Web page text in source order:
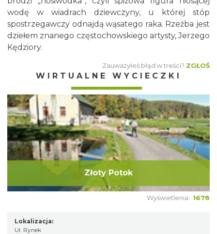
wodę w wiadrach dziewczyny, u której stóp
spostrzegawczy odnajdą wąsatego raka. Rzeźba jest
dziełem znanego częstochowskiego artysty, Jerzego
Kędziory.
Zauważyłeś błąd w treści? ZGŁOŚ
WIRTUALNE WYCIECZKI
Złoty Potok
Wyświetlenia: 1678
Lokalizacja:
Ul. Rynek